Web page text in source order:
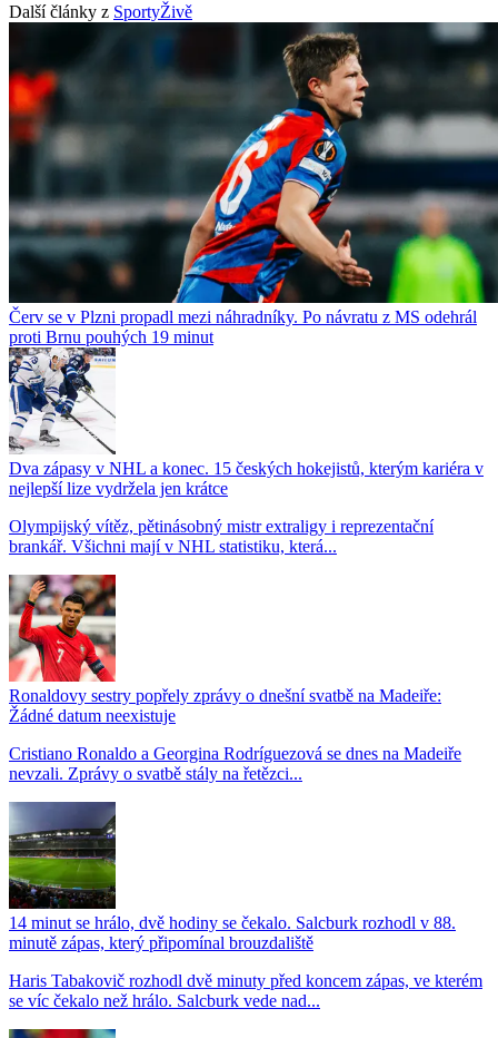
Další články z SportyŽivě
Červ se v Plzni propadl mezi náhradníky. Po návratu z MS odehrál
proti Brnu pouhých 19 minut
Dva zápasy v NHL a konec. 15 českých hokejistů, kterým kariéra v
nejlepší lize vydržela jen krátce
Olympijský vítěz, pětinásobný mistr extraligy i reprezentační
brankář. Všichni mají v NHL statistiku, která...
Ronaldovy sestry popřely zprávy o dnešní svatbě na Madeiře:
Žádné datum neexistuje
Cristiano Ronaldo a Georgina Rodríguezová se dnes na Madeiře
nevzali. Zprávy o svatbě stály na řetězci...
14 minut se hrálo, dvě hodiny se čekalo. Salcburk rozhodl v 88.
minutě zápas, který připomínal brouzdaliště
Haris Tabakovič rozhodl dvě minuty před koncem zápas, ve kterém
se víc čekalo než hrálo. Salcburk vede nad...